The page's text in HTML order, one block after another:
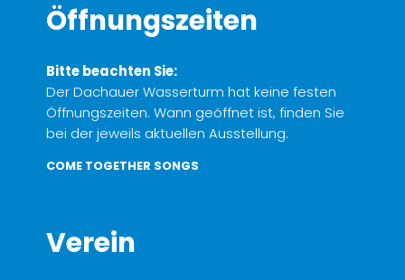
Öffnungszeiten
Bitte beachten Sie:
Der Dachauer Wasserturm hat keine festen
Öffnungszeiten. Wann geöffnet ist, finden Sie
bei der jeweils aktuellen Ausstellung.
COME TOGETHER SONGS
Verein